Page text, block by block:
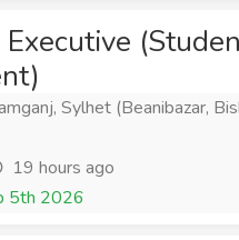
Sylhet (Beanibazar,
19 hours ago
5th 2026